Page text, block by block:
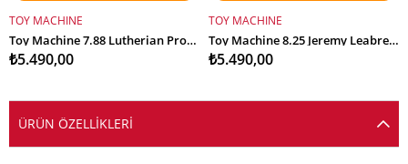
SEPETE EKLE
TOY MACHINE
Toy Machine 7.88 Lutherian Profesyonel Kaykay Tahtası
₺5.490,00
SEPETE EKLE
TOY MACHINE
Toy Machine 8.25 Jeremy Leabres Deck Profesyonel Kaykay Tahtası
₺5.490,00
ÜRÜN ÖZELLIKLERI